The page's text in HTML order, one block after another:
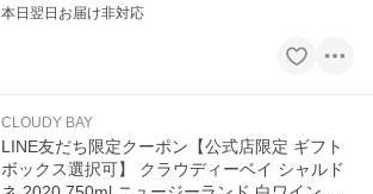
本日翌日お届け非対応
CLOUDY BAY
LINE友だち限定クーポン【公式店限定 ギフト
ボックス選択可】 クラウディーベイ シャルド